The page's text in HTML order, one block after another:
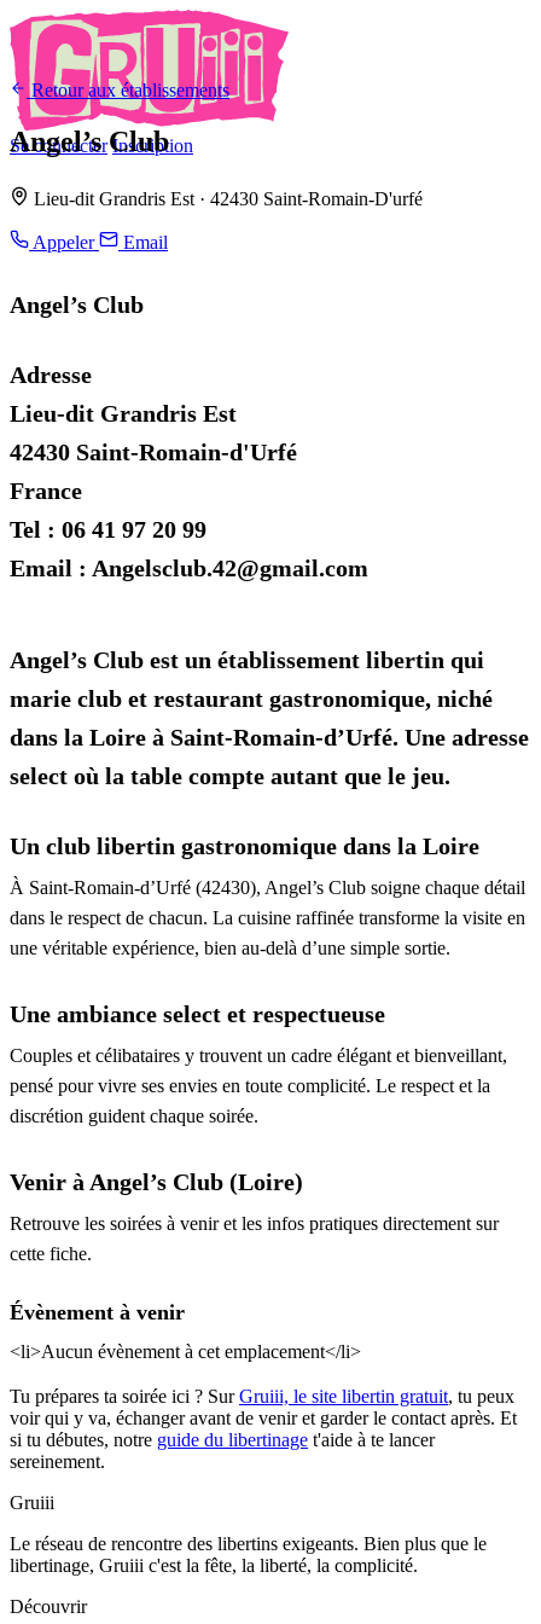
Se connecter Inscription
Retour aux établissements
Angel’s Club
Lieu-dit Grandris Est · 42430 Saint-Romain-D'urfé
Appeler Email
Angel’s Club
Adresse
Lieu-dit Grandris Est
42430 Saint-Romain-d'Urfé
France
Tel : 06 41 97 20 99
Email : Angelsclub.42@gmail.com
Angel’s Club est un établissement libertin qui
marie club et restaurant gastronomique, niché
dans la Loire à Saint-Romain-d’Urfé. Une adresse
select où la table compte autant que le jeu.
Un club libertin gastronomique dans la Loire
À Saint-Romain-d’Urfé (42430), Angel’s Club soigne chaque détail
dans le respect de chacun. La cuisine raffinée transforme la visite en
une véritable expérience, bien au-delà d’une simple sortie.
Une ambiance select et respectueuse
Couples et célibataires y trouvent un cadre élégant et bienveillant,
pensé pour vivre ses envies en toute complicité. Le respect et la
discrétion guident chaque soirée.
Venir à Angel’s Club (Loire)
Retrouve les soirées à venir et les infos pratiques directement sur
cette fiche.
Évènement à venir
<li>Aucun évènement à cet emplacement</li>
Tu prépares ta soirée ici ? SurGruiii, le site libertin gratuit, tu peux
voir qui y va, échanger avant de venir et garder le contact après. Et
si tu débutes, notre guide du libertinage t'aide à te lancer
sereinement.
Gruiii
Le réseau de rencontre des libertins exigeants. Bien plus que le
libertinage, Gruiii c'est la fête, la liberté, la complicité.
Découvrir